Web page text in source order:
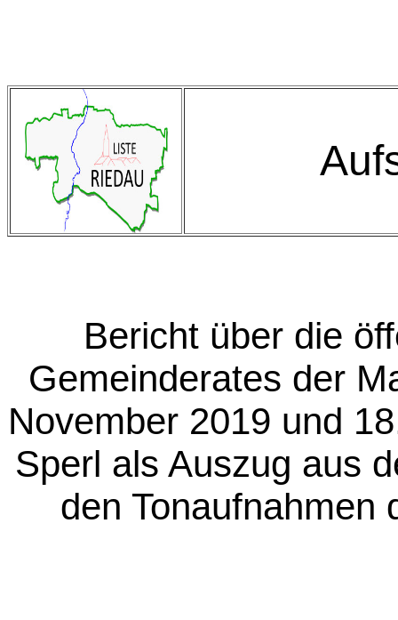
Bericht über die
Gemeinderates der
November 2019 und
Sperl als Auszug aus
den Tonaufnahmen